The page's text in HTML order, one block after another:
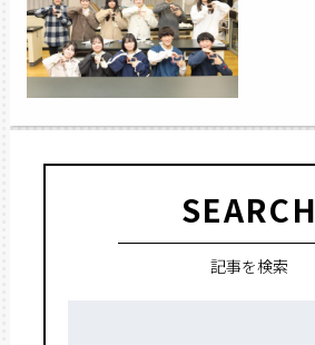
SEARCH
記事を検索